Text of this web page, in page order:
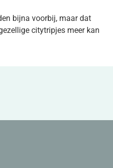
bijna voorbij, maar dat
citytripjes meer kan